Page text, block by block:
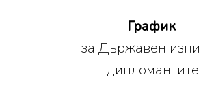
График
за Държавен
дипломантите